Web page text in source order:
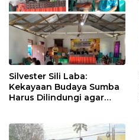
hingga Direndam Air Es
Silvester Sili Laba:
Kekayaan Budaya Sumba
Harus Dilindungi agar